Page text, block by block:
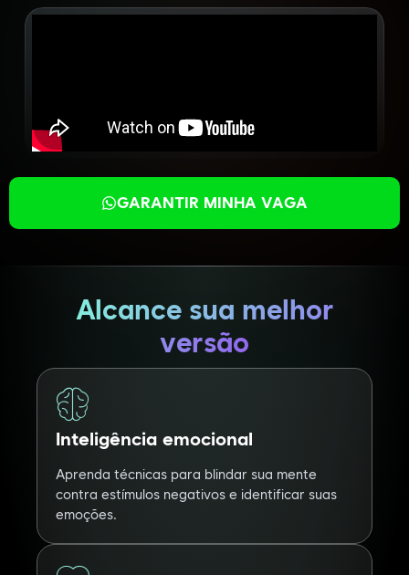
GARANTIR MINHA VAGA
Alcance sua melhor
versão
Inteligência emocional
Aprenda técnicas para blindar sua mente
contra estímulos negativos e identificar suas
emoções.